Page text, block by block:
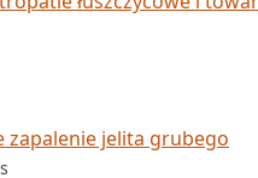
zapalenie jelita grubego